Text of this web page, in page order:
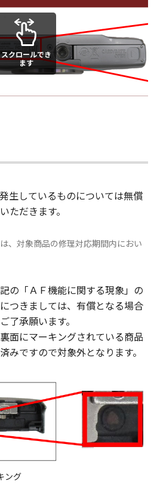
スクロールでき
ます
生しているものについては無償
ただきます。
、対象商品の修理対応期間内におい
の「ＡＦ機能に関する現象」の
つきましては、有償となる場合
了承願います。
面にマーキングされている商品
みですので対象外となります。
ング